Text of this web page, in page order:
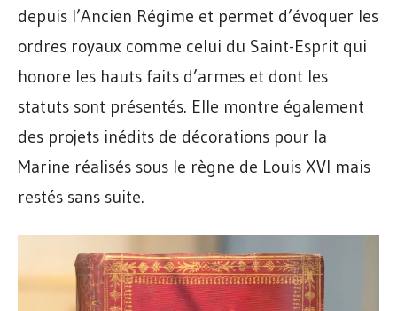
depuis l’Ancien Régime et permet d’évoquer les
ordres royaux comme celui du Saint-Esprit qui
honore les hauts faits d’armes et dont les
statuts sont présentés. Elle montre également
des projets inédits de décorations pour la
Marine réalisés sous le règne de Louis XVI mais
restés sans suite.